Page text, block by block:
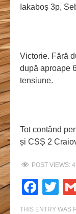
Iakaboș 3p,
Victorie. Fără
după aproape
tensiune.
Tot contând
și CSȘ 2
POST VIEWS:
THIS ENTRY WAS